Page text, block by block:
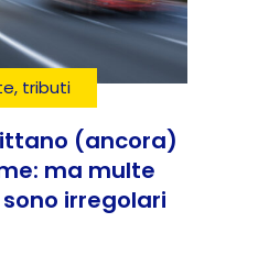
tributi
(ancora)
ma multe
irregolari